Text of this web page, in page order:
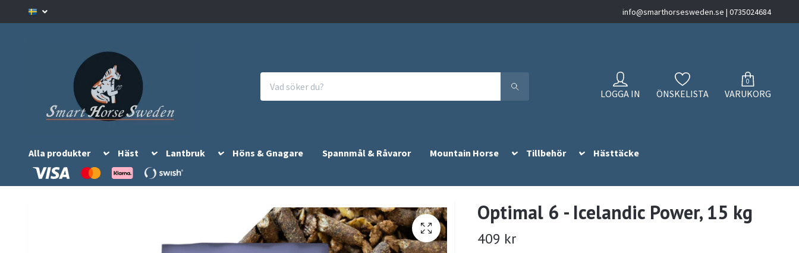
info@smarthorsesweden.se | 0735024684
LOGGA IN ÖNSKELISTA
0
VARUKORG
Alla produkter Häst Lantbruk Höns & Gnagare Spannmål & Råvaror Mountain Horse Tillbehör Hästtäcke
Optimal 6 - Icelandic Power, 15 kg
409 kr